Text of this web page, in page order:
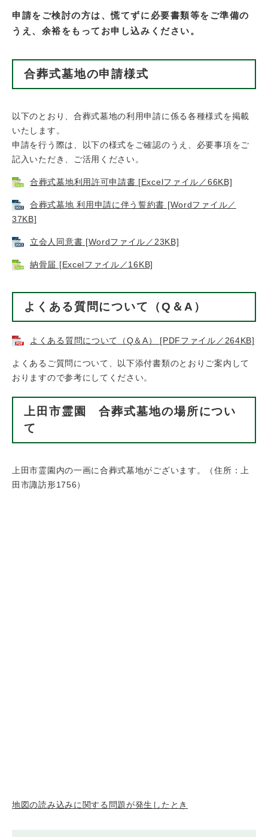
申請をご検討の方は、慌てずに必要書類等をご準備の
うえ、余裕をもってお申し込みください。
合葬式墓地の申請様式
以下のとおり、合葬式墓地の利用申請に係る各種様式を掲載
いたします。
申請を行う際は、以下の様式をご確認のうえ、必要事項をご
記入いただき、ご活用ください。
合葬式墓地利用許可申請書 [Excelファイル／66KB]
合葬式墓地 利用申請に伴う誓約書 [Wordファイル／
37KB]
立会人同意書 [Wordファイル／23KB]
納骨届 [Excelファイル／16KB]
よくある質問について（Q＆A）
よくある質問について（Q＆A） [PDFファイル／264KB]
よくあるご質問について、以下添付書類のとおりご案内して
おりますので参考にしてください。
上田市霊園 合葬式墓地の場所につい
て
上田市霊園内の一画に合葬式墓地がございます。（住所：上
田市諏訪形1756）
地図の読み込みに関する問題が発生したとき